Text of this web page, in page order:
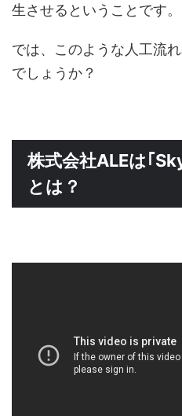
生させるということです。
では、このような人工流
でしょうか？
株式会社ALEは｢
とは？